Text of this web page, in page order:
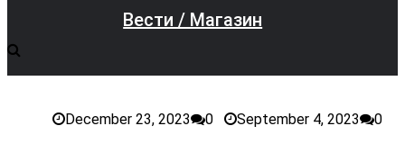
Вести / Магазин
December 23, 2023 0 September 4, 2023 0